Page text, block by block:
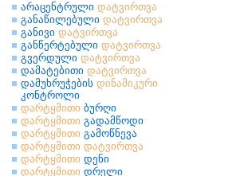
არაცენტრული დატვირთვა
განაწილებული დატვირთვა
განივი დატვირთვა
განწერტებული დატვირთვა
გვერდული დატვირთვა
დამატებითი დატვირთვა
დამუხრუჭების დინამიკური
კონტროლი
დარტყმითი ბურღი
დარტყმითი გადამწოდი
დარტყმითი გამოწნევა
დარტყმითი დატვირთვა
დარტყმითი დენი
დარტყმითი დრელი